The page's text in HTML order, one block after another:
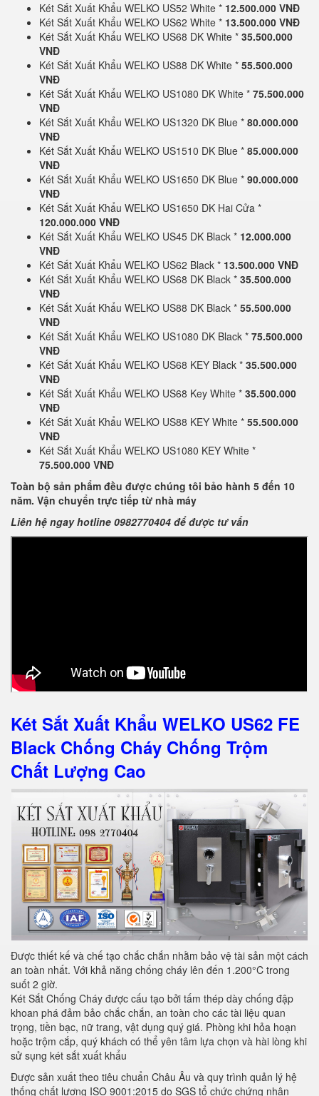
Két Sắt Xuất Khẩu WELKO US52 White * 12.500.000 VNĐ
Két Sắt Xuất Khẩu WELKO US62 White * 13.500.000 VNĐ
Két Sắt Xuất Khẩu WELKO US68 DK White * 35.500.000
VNĐ
Két Sắt Xuất Khẩu WELKO US88 DK White * 55.500.000
VNĐ
Két Sắt Xuất Khẩu WELKO US1080 DK White * 75.500.000
VNĐ
Két Sắt Xuất Khẩu WELKO US1320 DK Blue * 80.000.000
VNĐ
Két Sắt Xuất Khẩu WELKO US1510 DK Blue * 85.000.000
VNĐ
Két Sắt Xuất Khẩu WELKO US1650 DK Blue * 90.000.000
VNĐ
Két Sắt Xuất Khẩu WELKO US1650 DK Hai Cửa *
120.000.000 VNĐ
Két Sắt Xuất Khẩu WELKO US45 DK Black * 12.000.000
VNĐ
Két Sắt Xuất Khẩu WELKO US62 Black * 13.500.000 VNĐ
Két Sắt Xuất Khẩu WELKO US68 DK Black * 35.500.000
VNĐ
Két Sắt Xuất Khẩu WELKO US88 DK Black * 55.500.000
VNĐ
Két Sắt Xuất Khẩu WELKO US1080 DK Black * 75.500.000
VNĐ
Két Sắt Xuất Khẩu WELKO US68 KEY Black * 35.500.000
VNĐ
Két Sắt Xuất Khẩu WELKO US68 Key White * 35.500.000
VNĐ
Két Sắt Xuất Khẩu WELKO US88 KEY White * 55.500.000
VNĐ
Két Sắt Xuất Khẩu WELKO US1080 KEY White *
75.500.000 VNĐ
Toàn bộ sản phẩm đều được chúng tôi bảo hành 5 đến 10
năm. Vận chuyển trực tiếp từ nhà máy
Liên hệ ngay hotline 0982770404 để được tư vấn
Két Sắt Xuất Khẩu WELKO US62 FE
Black Chống Cháy Chống Trộm
Chất Lượng Cao
Được thiết kế và chế tạo chắc chắn nhằm bảo vệ tài sản một cách
an toàn nhất. Với khả năng chống cháy lên đến 1.200°C trong
suốt 2 giờ.
Két Sắt Chống Cháy được cấu tạo bởi tấm thép dày chống đập
khoan phá đảm bảo chắc chắn, an toàn cho các tài liệu quan
trọng, tiền bạc, nữ trang, vật dụng quý giá. Phòng khi hỏa hoạn
hoặc trộm cắp, quý khách có thể yên tâm lựa chọn và hài lòng khi
sử sụng két sắt xuất khẩu
Được sản xuất theo tiêu chuẩn Châu Âu và quy trình quản lý hệ
thống chất lượng ISO 9001:2015 do SGS tổ chức chứng nhận